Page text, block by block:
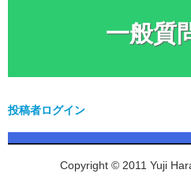
一般質
投稿者ログイン
Copyright © 2011 Yuji